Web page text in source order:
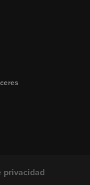
privacidad